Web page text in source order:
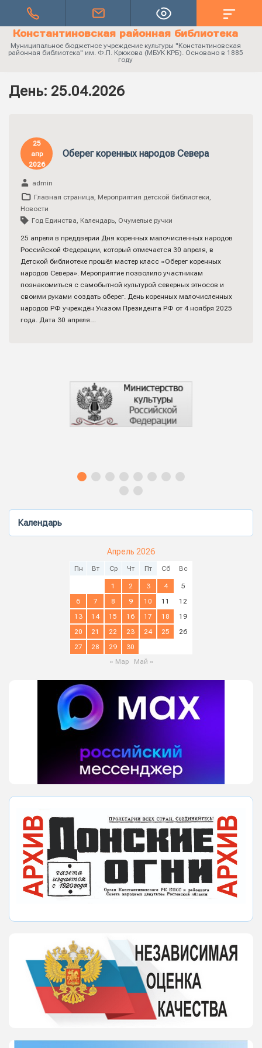
Константиновская районная библиотека
Муниципальное бюджетное учреждение культуры "Константиновская
районная библиотека" им. Ф.П. Крюкова (МБУК КРБ). Основано в 1885
году
Календарь
Апрель 2026
Пн Вт Ср Чт Пт Сб Вс
1 2 3 4
5
6
7 8 9 10 11
12
13
14 15 16 17 18
19
20
21 22 23 24 25
26
27
28 29
30
« Мар
Май »
День: 25.04.2026
25
апр
2026
Оберег коренных народов Севера
admin
Главная страница, Мероприятия детской библиотеки,
Новости
Год Единства, Календарь, Очумелые ручки
25 апреля в преддверии Дня коренных малочисленных народов
Российской Федерации, который отмечается 30 апреля, в
Детской библиотеке прошёл мастер класс «Оберег коренных
народов Севера». Мероприятие позволило участникам
познакомиться с самобытной культурой северных этносов и
своими руками создать оберег. День коренных малочисленных
народов РФ учреждён Указом Президента РФ от 4 ноября 2025
года. Дата 30 апреля…